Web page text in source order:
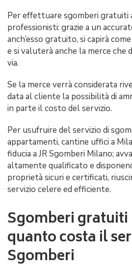
Per effettuare sgomberi gratuiti
professionisti: grazie a un
anch’esso gratuito, si capirà
e si valuterà anche la merce che
via.
Se la merce verrà considerata
data al cliente la possibilità di
in parte il costo del servizio.
Per usufruire del servizio di
appartamenti, cantine uffici a
fiducia a JR Sgomberi Milano;
altamente qualificato e
proprietà sicuri e certificati,
servizio celere ed efficiente.
Sgomberi
quanto costa il
Sgomberi